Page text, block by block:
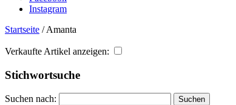
Instagram
Startseite /Amanta
Verkaufte Artikel anzeigen:
Stichwortsuche
Suchen nach: